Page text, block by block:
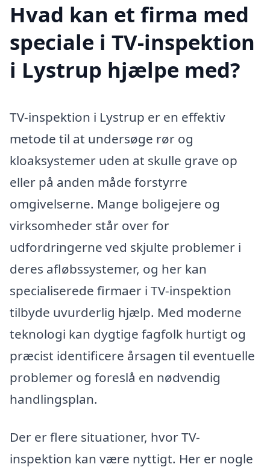
Hvad kan et firma med
speciale i TV-inspektion
i Lystrup hjælpe med?
TV-inspektion i Lystrup er en effektiv
metode til at undersøge rør og
kloaksystemer uden at skulle grave op
eller på anden måde forstyrre
omgivelserne. Mange boligejere og
virksomheder står over for
udfordringerne ved skjulte problemer i
deres afløbssystemer, og her kan
specialiserede firmaer i TV-inspektion
tilbyde uvurderlig hjælp. Med moderne
teknologi kan dygtige fagfolk hurtigt og
præcist identificere årsagen til eventuelle
problemer og foreslå en nødvendig
handlingsplan.
Der er flere situationer, hvor TV-
inspektion kan være nyttigt. Her er nogle